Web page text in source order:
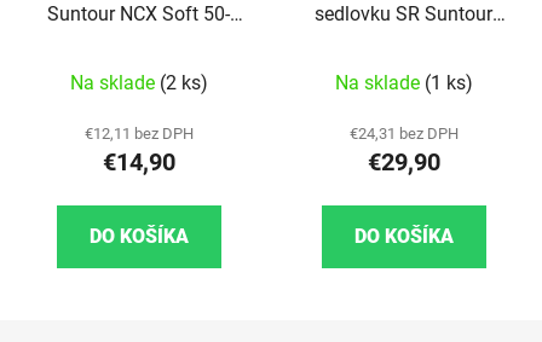
Suntour NCX Soft 50-
Na sklade (2 ks)
€12,11 bez DPH
€14,90
DO KOŠÍKA
sedlovku SR Suntour
Na sklade (1 ks)
€24,31 bez DPH
€29,90
DO KOŠÍKA